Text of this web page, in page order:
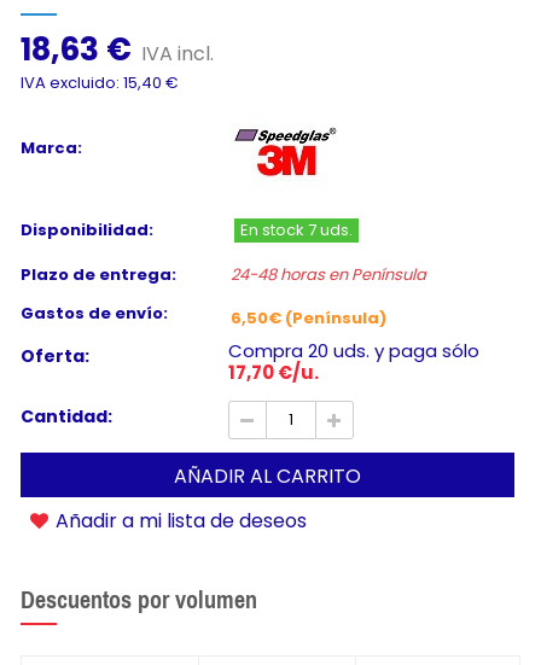
18,63 € IVA incl.
IVA excluido: 15,40 €
Marca:
Disponibilidad:
En stock 7 uds.
Plazo de entrega:
24-48 horas en Península
Gastos de envío:
6,50€ (Península)
Oferta:
Compra 20 uds. y paga sólo
17,70 €/u.
Cantidad:
AÑADIR AL CARRITO
Añadir a mi lista de deseos
Descuentos por volumen